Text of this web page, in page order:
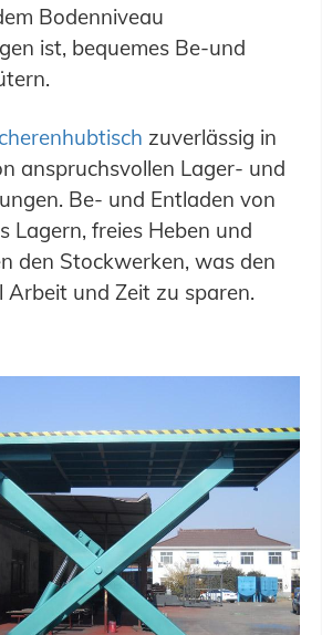
Bodenniveau
ist, bequemes Be-und
zuverlässig in
anspruchsvollen Lager- und
Be- und Entladen von
Lagern, freies Heben und
den Stockwerken, was den
Arbeit und Zeit zu sparen.